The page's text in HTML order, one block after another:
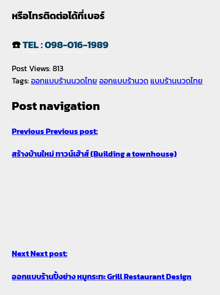
หรือโทรติดต่อได้ที่เบอร์
☎️TEL : 098-016-1989
Post Views:813
Tags:ออกแบบร้านนวดไทย ออกแบบร้านวด แบบร้านนวดไทย
Post navigation
PreviousPrevious post:
สร้างบ้านใหม่ ทาวน์เฮ้าส์ (Building a townhouse)
NextNext post:
ออกแบบร้านปิ้งย่าง หมูกระทะ Grill Restaurant Design